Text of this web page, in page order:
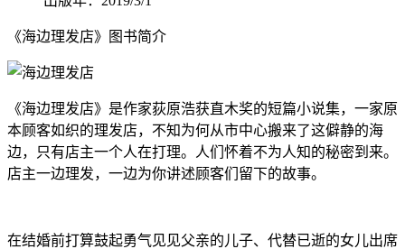
《海边理发店》图书简介
《海边理发店》是作家荻原浩获直木奖的短篇小说集，一家原
本顾客如织的理发店，不知为何从市中心搬来了这僻静的海
边，只有店主一个人在打理。人们怀着不为人知的秘密到来。
店主一边理发，一边为你讲述顾客们留下的故事。
在结婚前打算鼓起勇气见见父亲的儿子、代替已逝的女儿出席